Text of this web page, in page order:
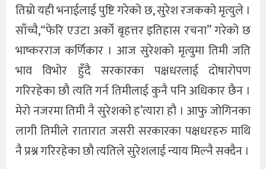
तिम्रो यही भनाईलाई पुष्टि गरेको छ, सुरेश रजकको मृत्युले ।
साँच्चै,“फेरि एउटा अर्को बृहत्तर इतिहास रचना” गरेको छ
भाष्करराज कर्णिकार । आज सुरेशको मृत्युमा तिमी जति
भाव विभोर हुँदै सरकारका पक्षधरलाई दोषारोपण
गरिरहेका छौ त्यति गर्न तिमीलाई कुनै पनि अधिकार छैन ।
मेरो नजरमा तिमी नै सुरेशको ह’त्यारा हौ । आफु जोगिनका
लागी तिमीले रातारात जसरी सरकारका पक्षधरहरु माथि
नै प्रश्न गरिरहेका छौ त्यतिले सुरेशलाई न्याय मिल्नै सक्दैन ।